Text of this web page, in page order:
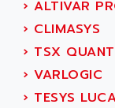
AIR
AIR
AIR
AIRBUS
AIRCOM
› ALTIVAR
› CLIMASYS
› TSX
› VARLOGIC
› TESYS